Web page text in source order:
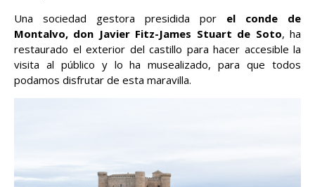
Una sociedad gestora presidida por el conde de
Montalvo, don Javier Fitz-James Stuart de Soto, ha
restaurado el exterior del castillo para hacer accesible la
visita al público y lo ha musealizado, para que todos
podamos disfrutar de esta maravilla.